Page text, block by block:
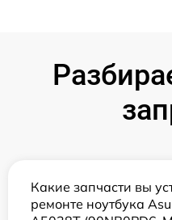
Какие запчасти вы
ремонте ноутбука